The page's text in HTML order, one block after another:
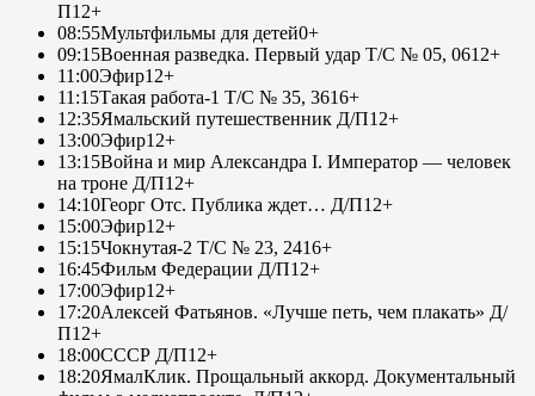
П12+
08:55Мультфильмы для детей0+
09:15Военная разведка. Первый удар Т/С № 05, 0612+
11:00Эфир12+
11:15Такая работа-1 Т/С № 35, 3616+
12:35Ямальский путешественник Д/П12+
13:00Эфир12+
13:15Война и мир Александра I. Император — человек
на троне Д/П12+
14:10Георг Отс. Публика ждет… Д/П12+
15:00Эфир12+
15:15Чокнутая-2 Т/С № 23, 2416+
16:45Фильм Федерации Д/П12+
17:00Эфир12+
17:20Алексей Фатьянов. «Лучше петь, чем плакать» Д/
П12+
18:00СССР Д/П12+
18:20ЯмалКлик. Прощальный аккорд. Документальный